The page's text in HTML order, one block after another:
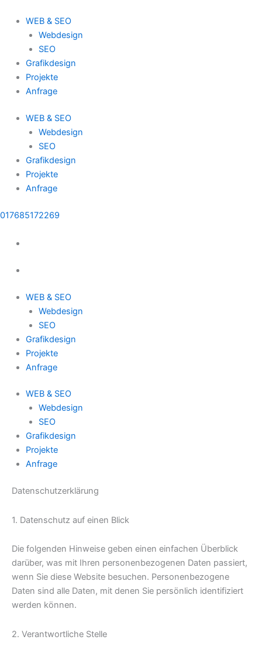
Inhalt
springen
WEB & SEO
Webdesign
SEO
Grafikdesign
Projekte
Anfrage
WEB & SEO
Webdesign
SEO
Grafikdesign
Projekte
Anfrage
017685172269
WEB & SEO
Webdesign
SEO
Grafikdesign
Projekte
Anfrage
WEB & SEO
Webdesign
SEO
Grafikdesign
Projekte
Anfrage
Datenschutzerklärung
1. Datenschutz auf einen Blick
Die folgenden Hinweise geben einen einfachen Überblick
darüber, was mit Ihren personenbezogenen Daten passiert,
wenn Sie diese Website besuchen. Personenbezogene
Daten sind alle Daten, mit denen Sie persönlich identifiziert
werden können.
2. Verantwortliche Stelle